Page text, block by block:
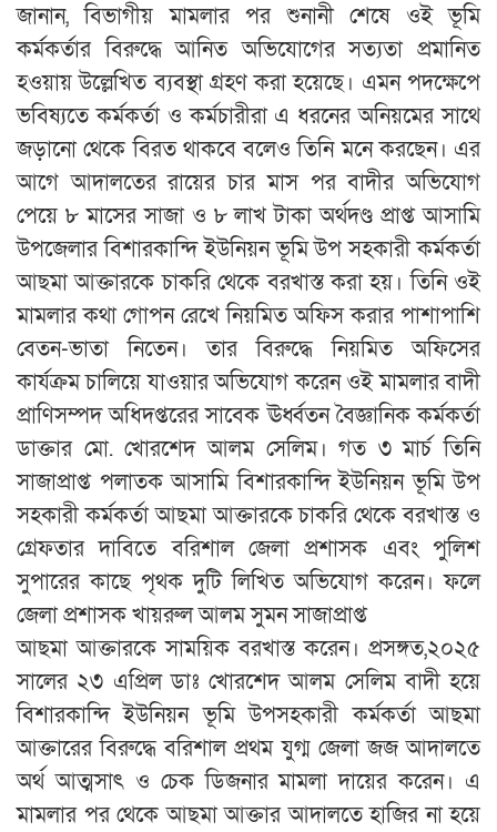
জানান, বিভাগীয় মামলার পর শুনানী শেষে ওই ভূমি
কর্মকর্তার বিরুদ্ধে আনিত অভিযোগের সত্যতা প্রমানিত
হওয়ায় উল্লেখিত ব্যবস্থা গ্রহণ করা হয়েছে। এমন পদক্ষেপে
ভবিষ্যতে কর্মকর্তা ও কর্মচারীরা এ ধরনের অনিয়মের সাথে
জড়ানো থেকে বিরত থাকবে বলেও তিনি মনে করছেন। এর
আগে আদালতের রায়ের চার মাস পর বাদীর অভিযোগ
পেয়ে ৮ মাসের সাজা ও ৮ লাখ টাকা অর্থদণ্ড প্রাপ্ত আসামি
উপজেলার বিশারকান্দি ইউনিয়ন ভূমি উপ সহকারী কর্মকর্তা
আছমা আক্তারকে চাকরি থেকে বরখাস্ত করা হয়। তিনি ওই
মামলার কথা গোপন রেখে নিয়মিত অফিস করার পাশাপাশি
বেতন-ভাতা নিতেন। তার বিরুদ্ধে নিয়মিত অফিসের
কার্যক্রম চালিয়ে যাওয়ার অভিযোগ করেন ওই মামলার বাদী
প্রাণিসম্পদ অধিদপ্তরের সাবেক ঊর্ধ্বতন বৈজ্ঞানিক কর্মকর্তা
ডাক্তার মো. খোরশেদ আলম সেলিম। গত ৩ মার্চ তিনি
সাজাপ্রাপ্ত পলাতক আসামি বিশারকান্দি ইউনিয়ন ভূমি উপ
সহকারী কর্মকর্তা আছমা আক্তারকে চাকরি থেকে বরখাস্ত ও
গ্রেফতার দাবিতে বরিশাল জেলা প্রশাসক এবং পুলিশ
সুপারের কাছে পৃথক দুটি লিখিত অভিযোগ করেন। ফলে
জেলা প্রশাসক খায়রুল আলম সুমন সাজাপ্রাপ্ত
আছমা আক্তারকে সাময়িক বরখাস্ত করেন। প্রসঙ্গত,২০২৫
সালের ২৩ এপ্রিল ডাঃ খোরশেদ আলম সেলিম বাদী হয়ে
বিশারকান্দি ইউনিয়ন ভূমি উপসহকারী কর্মকর্তা আছমা
আক্তারের বিরুদ্ধে বরিশাল প্রথম যুগ্ম জেলা জজ আদালতে
অর্থ আত্মসাৎ ও চেক ডিজনার মামলা দায়ের করেন। এ
মামলার পর থেকে আছমা আক্তার আদালতে হাজির না হয়ে